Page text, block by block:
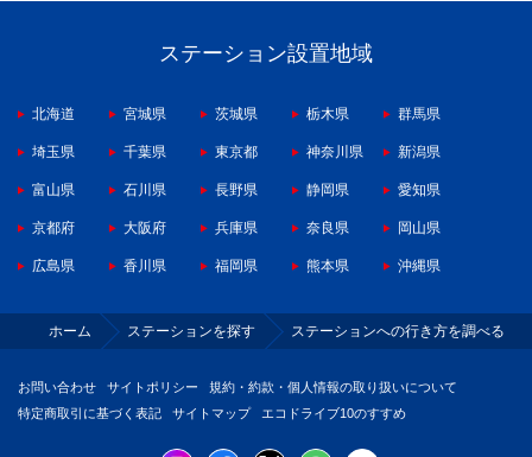
ステーション設置地域
北海道 宮城県 茨城県 栃木県 群馬県
埼玉県 千葉県 東京都 神奈川県 新潟県
富山県 石川県 長野県 静岡県 愛知県
京都府 大阪府 兵庫県 奈良県 岡山県
広島県 香川県 福岡県 熊本県 沖縄県
ホーム ステーションを探す ステーションへの行き方を調べる
お問い合わせ サイトポリシー
規約・約款・個人情報の取り扱いについて
特定商取引に基づく表記
サイトマップ エコドライブ10のすすめ